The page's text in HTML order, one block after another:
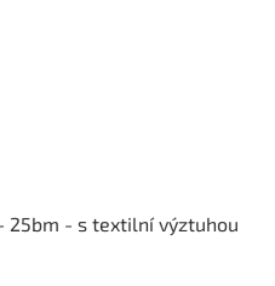
25bm - s textilní výztuhou